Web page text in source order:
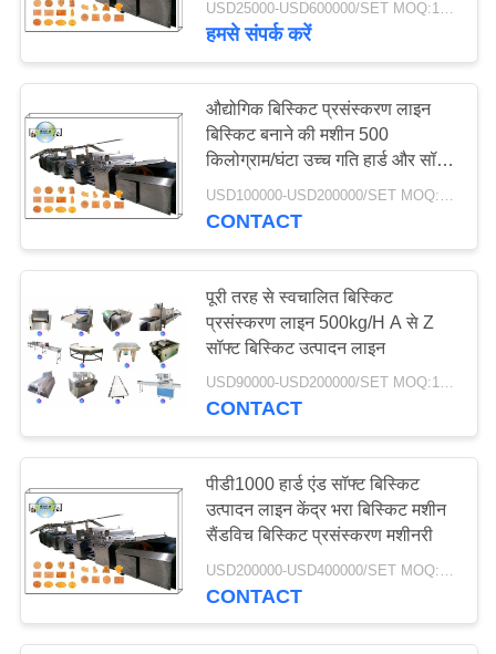
USD25000-USD600000/SET MOQ:1SET
हमसे संपर्क करें
औद्योगिक बिस्किट प्रसंस्करण लाइन
बिस्किट बनाने की मशीन 500
किलोग्राम/घंटा उच्च गति हार्ड और सॉफ्ट
बिस्किट उत्पादन लाइन
USD100000-USD200000/SET MOQ:1SET
CONTACT
पूरी तरह से स्वचालित बिस्किट
प्रसंस्करण लाइन 500kg/H A से Z
सॉफ्ट बिस्किट उत्पादन लाइन
USD90000-USD200000/SET MOQ:1SET
CONTACT
पीडी1000 हार्ड एंड सॉफ्ट बिस्किट
उत्पादन लाइन केंद्र भरा बिस्किट मशीन
सैंडविच बिस्किट प्रसंस्करण मशीनरी
CONTACT